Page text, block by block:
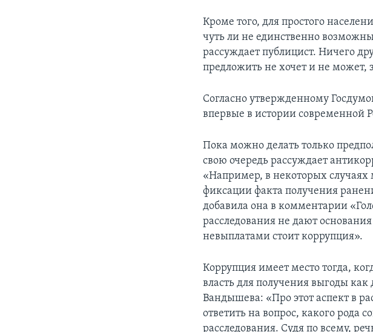
Кроме того, для простого
чуть ли не единственно
рассуждает публицист. Ничего
предложить не хочет и не может,
Согласно утвержденному
впервые в истории современной
Пока можно делать только
свою очередь рассуждает
«Например, в некоторых случаях
фиксации факта получения
добавила она в комментарии
расследования не дают
невыплатами стоит коррупция».
Коррупция имеет место тогда,
власть для получения выгоды как
Вандышева: «Про этот аспект в
ответить на вопрос, какого рода
расследования. Судя по всему,